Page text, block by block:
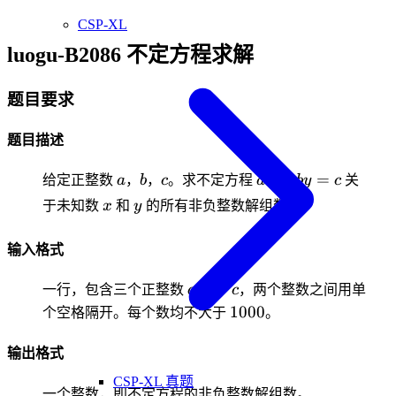
CSP-XL
CSP-XL 真题
luogu-B2086 不定方程求解
题目要求
题目描述
给定正整数 a
a， b
b， c
c。求不定方程ax+by=c
ax by = c 关
于未知数 x
x 和 y
y的所有非负整数解组数。
输入格式
一行，包含三个正整数 a
a ，c
c，两个整数之间用单
个空格隔开。每个数均不大于 1000
1000。
输出格式